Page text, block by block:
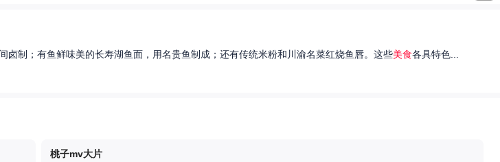
制；有鱼鲜味美的长寿湖鱼面，用名贵鱼制成；还有传统米粉和川渝名菜红烧鱼唇。这些美食各具特色...
桃子mv大片